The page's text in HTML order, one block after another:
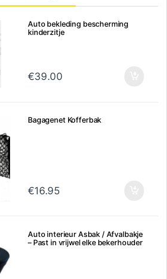
Auto bekleding bescherming
kinderzitje
€39.00
Bagagenet Kofferbak
€16.95
Auto interieur Asbak / Afvalbakje
– Past in vrijwel elke bekerhouder